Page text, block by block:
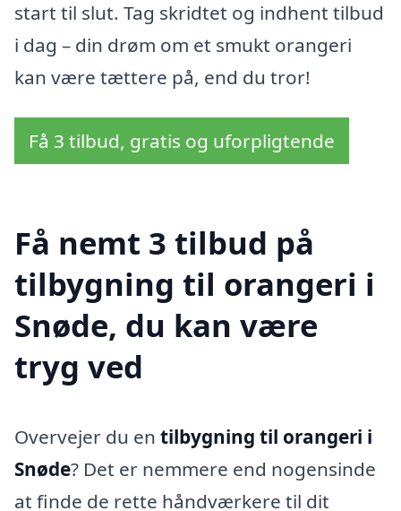
start til slut. Tag skridtet og indhent tilbud
i dag – din drøm om et smukt orangeri
kan være tættere på, end du tror!
Få 3 tilbud, gratis og uforpligtende
Få nemt 3 tilbud på
tilbygning til orangeri i
Snøde, du kan være
tryg ved
Overvejer du en tilbygning til orangeri i
Snøde? Det er nemmere end nogensinde
at finde de rette håndværkere til dit